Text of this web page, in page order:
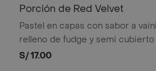
Porción de Red Velvet
Pastel en capas con sabor a
relleno de fudge y semi
un cremoso frosting de queso,
S/ 17.00